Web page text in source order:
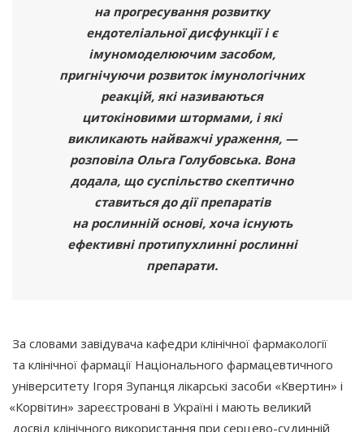
на прогресування розвитку
ендотеліальної дисфункції і є
імуномоделюючим засобом,
пригнічуючи розвиток імунологічних
реакцій, які називаються
цитокіновими штормами, і які
викликають найважчі ураження, —
розповіла Ольга Голубовська. Вона
додала, що суспільство скептично
ставиться до дії препаратів
на рослинній основі, хоча існують
ефективні протипухлинні рослинні
препарати.
За словами завідувача кафедри клінічної фармакології
та клінічної фармації Національного фармацевтичного
університету Ігоря Зупанця лікарські засоби «Квертин» і
«Корвітин» зареєстровані в Україні і мають великий
досвід клінічного використання при серцево-судинній